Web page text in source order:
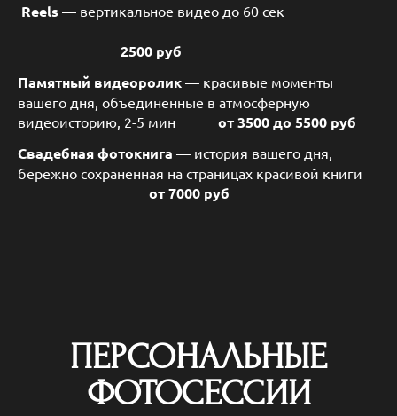
Reels — вертикальное видео до 60 сек
2500 руб
Памятный видеоролик — красивые моменты
вашего дня, объединенные в атмосферную
видеоисторию, 2-5 мин
от 3500 до 5500 руб
Свадебная фотокнига — история вашего дня,
бережно сохраненная на страницах красивой книги
от 7000 руб
ПЕРСОНАЛЬНЫЕ
ФОТОСЕССИИ